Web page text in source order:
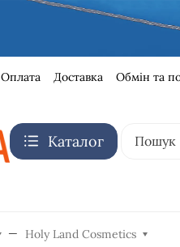
Оплата Доставка Обмін та
Каталог
Holy Land Cosmetics